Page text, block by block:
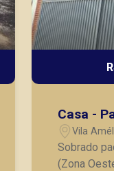
Casa -
Vila
Sobrado
(Zona